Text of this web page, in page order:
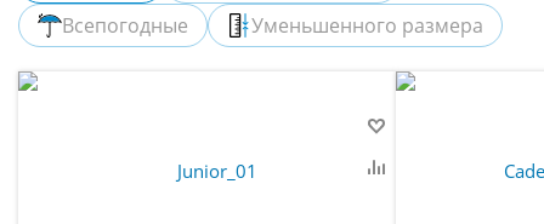
Всепогодные
Уменьшенного размера